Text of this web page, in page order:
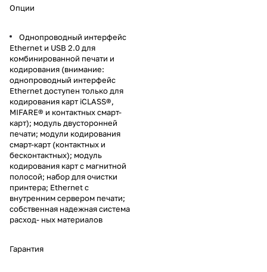
Опции
Однопроводный интерфейс
Ethernet и USB 2.0 для
комбинированной печати и
кодирования (внимание:
однопроводный интерфейс
Ethernet доступен только для
кодирования карт iCLASS®,
MIFARE® и контактных смарт-
карт); модуль двусторонней
печати; модули кодирования
смарт-карт (контактных и
бесконтактных); модуль
кодирования карт с магнитной
полосой; набор для очистки
принтера; Ethernet с
внутренним сервером печати;
собственная надежная система
расход- ных материалов
Гарантия